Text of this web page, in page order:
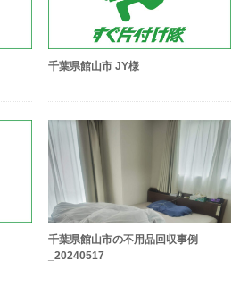
千葉県館山市 JY様
千葉県館山市の不用品回収事例
_20240517